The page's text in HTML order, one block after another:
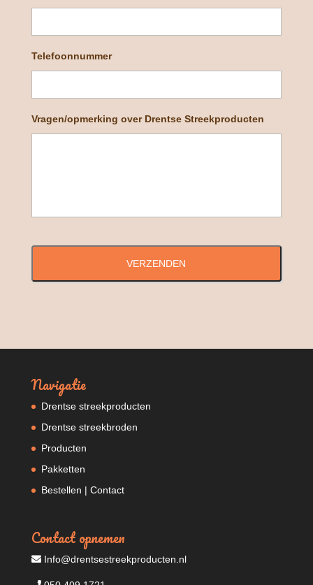
Telefoonnummer
Vragen/opmerking over Drentse Streekproducten
Navigatie
Drentse streekproducten
Drentse streekbroden
Producten
Pakketten
Bestellen | Contact
Contact opnemen
Info@drentsestreekproducten.nl